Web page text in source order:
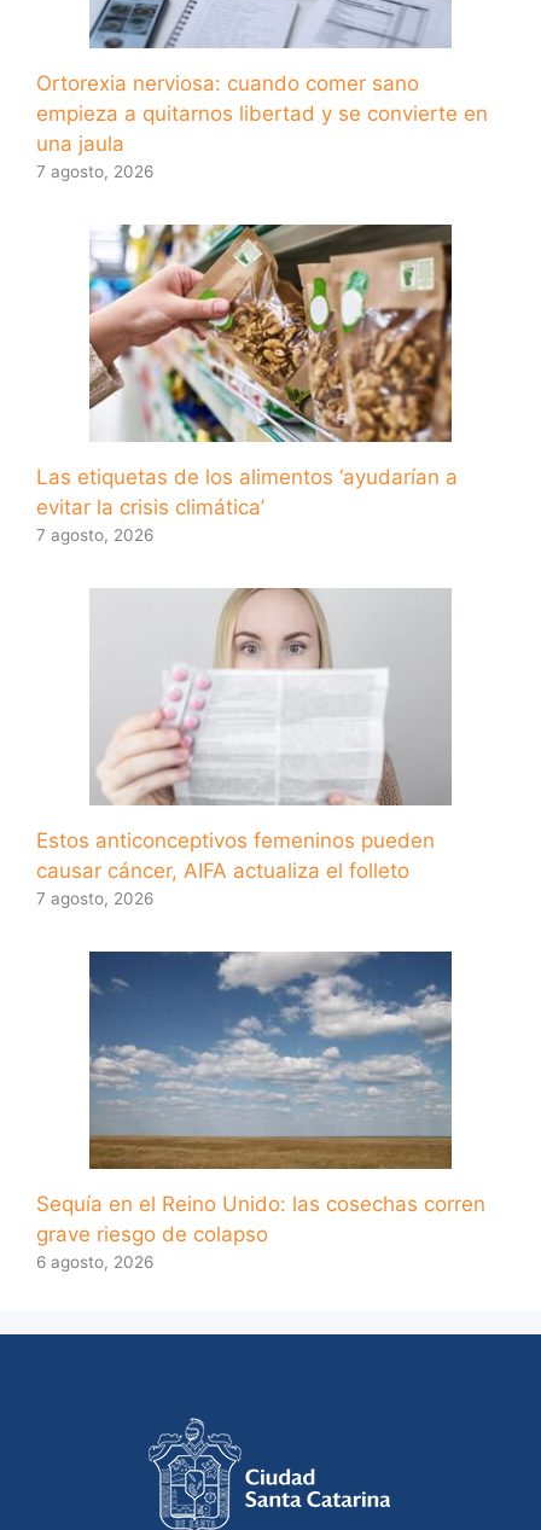
Ortorexia nerviosa: cuando comer sano
empieza a quitarnos libertad y se convierte en
una jaula
7 agosto, 2026
Las etiquetas de los alimentos ‘ayudarían a
evitar la crisis climática’
7 agosto, 2026
Estos anticonceptivos femeninos pueden
causar cáncer, AIFA actualiza el folleto
7 agosto, 2026
Sequía en el Reino Unido: las cosechas corren
grave riesgo de colapso
6 agosto, 2026